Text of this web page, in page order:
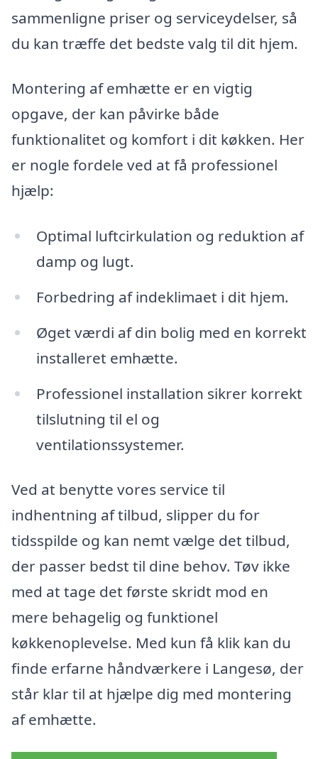
sammenligne priser og serviceydelser, så
du kan træffe det bedste valg til dit hjem.
Montering af emhætte er en vigtig
opgave, der kan påvirke både
funktionalitet og komfort i dit køkken. Her
er nogle fordele ved at få professionel
hjælp:
Optimal luftcirkulation og reduktion af
damp og lugt.
Forbedring af indeklimaet i dit hjem.
Øget værdi af din bolig med en korrekt
installeret emhætte.
Professionel installation sikrer korrekt
tilslutning til el og
ventilationssystemer.
Ved at benytte vores service til
indhentning af tilbud, slipper du for
tidsspilde og kan nemt vælge det tilbud,
der passer bedst til dine behov. Tøv ikke
med at tage det første skridt mod en
mere behagelig og funktionel
køkkenoplevelse. Med kun få klik kan du
finde erfarne håndværkere i Langesø, der
står klar til at hjælpe dig med montering
af emhætte.